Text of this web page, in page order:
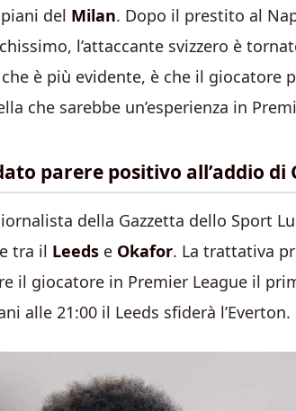
del Milan. Dopo il prestito al
l’attaccante svizzero è
è più evidente, è che il giocatore
che sarebbe un’esperienza in
parere positivo all’addio di
della Gazzetta dello Sport
tra il Leeds e Okafor. La trattativa
il giocatore in Premier League il
alle 21:00 il Leeds sfiderà l’Everton.